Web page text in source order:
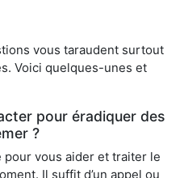
vous taraudent surtout
Voici quelques-unes et
pour éradiquer des
?
pour vous aider et traiter le
Il suffit d’un appel ou